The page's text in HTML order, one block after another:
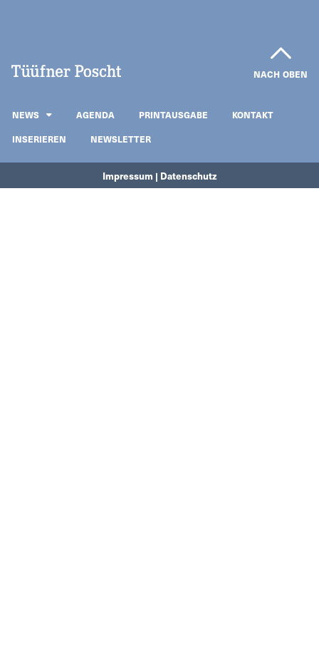
NACH OBEN
NEWS AGENDA PRINTAUSGABE
KONTAKT
INSERIEREN
NEWSLETTER
Impressum | Datenschutz